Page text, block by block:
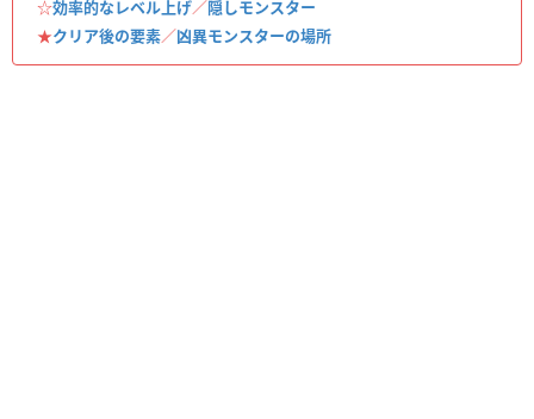
☆効率的なレベル上げ／隠しモンスター
★クリア後の要素／凶異モンスターの場所